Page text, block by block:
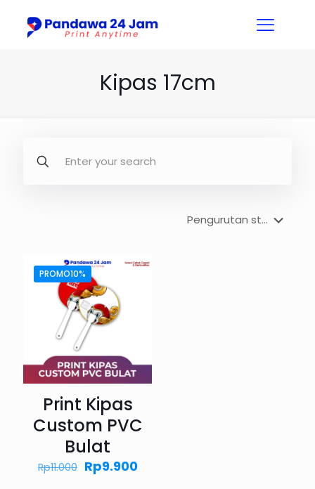
Kipas 17cm
PROMO10%
Print Kipas
Custom PVC
Bulat
Rp11.000 Harga
aslinya
Rp9.900Harga